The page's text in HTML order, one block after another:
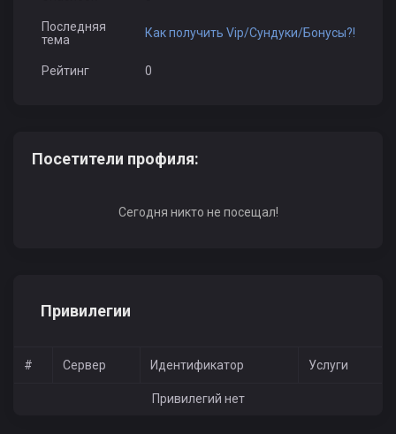
Последняя
тема
Как получить Vip/Сундуки/Бонусы?!
Рейтинг 0
Посетители профиля:
Сегодня никто не посещал!
Привилегии
# Сервер Идентификатор Услуги
Привилегий нет